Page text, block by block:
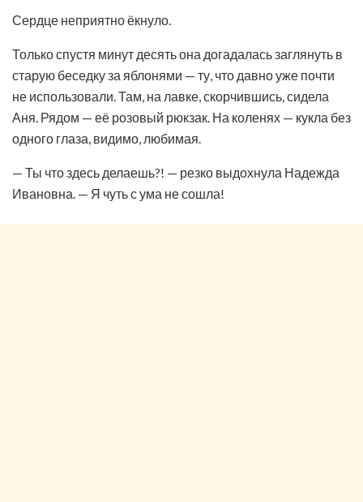
Сердце неприятно ёкнуло.
Только спустя минут десять она догадалась заглянуть в
старую беседку за яблонями — ту, что давно уже почти
не использовали. Там, на лавке, скорчившись, сидела
Аня. Рядом — её розовый рюкзак. На коленях — кукла без
одного глаза, видимо, любимая.
— Ты что здесь делаешь?! — резко выдохнула Надежда
Ивановна. — Я чуть с ума не сошла!